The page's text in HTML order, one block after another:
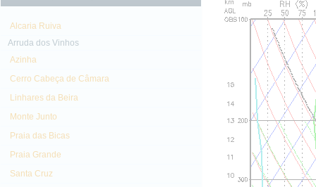
Alcaria Ruiva
Arruda dos Vinhos
Azinha
Cerro Cabeça de Câmara
Linhares da Beira
Monte Junto
Praia das Bicas
Praia Grande
Santa Cruz